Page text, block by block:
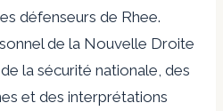
défenseurs de Rhee.
de la Nouvelle Droite
la sécurité nationale, des
et des interprétations